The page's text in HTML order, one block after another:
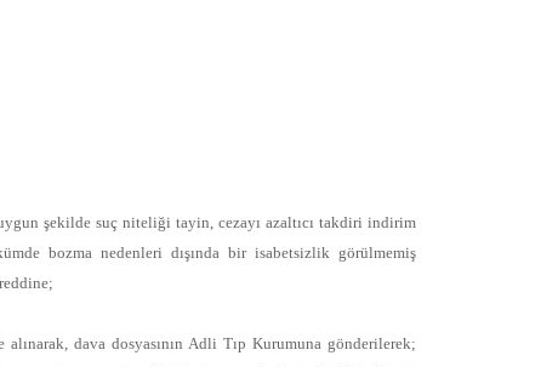
şekilde suç niteliği tayin, cezayı azaltıcı takdiri indirim
bozma nedenleri dışında bir isabetsizlik görülmemiş
dava dosyasının Adli Tıp Kurumuna gönderilerek;